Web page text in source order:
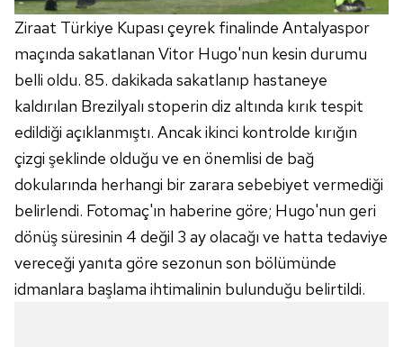
Ziraat Türkiye Kupası çeyrek finalinde Antalyaspor
maçında sakatlanan Vitor Hugo'nun kesin durumu
belli oldu. 85. dakikada sakatlanıp hastaneye
kaldırılan Brezilyalı stoperin diz altında kırık tespit
edildiği açıklanmıştı. Ancak ikinci kontrolde kırığın
çizgi şeklinde olduğu ve en önemlisi de bağ
dokularında herhangi bir zarara sebebiyet vermediği
belirlendi. Fotomaç'ın haberine göre; Hugo'nun geri
dönüş süresinin 4 değil 3 ay olacağı ve hatta tedaviye
vereceği yanıta göre sezonun son bölümünde
idmanlara başlama ihtimalinin bulunduğu belirtildi.